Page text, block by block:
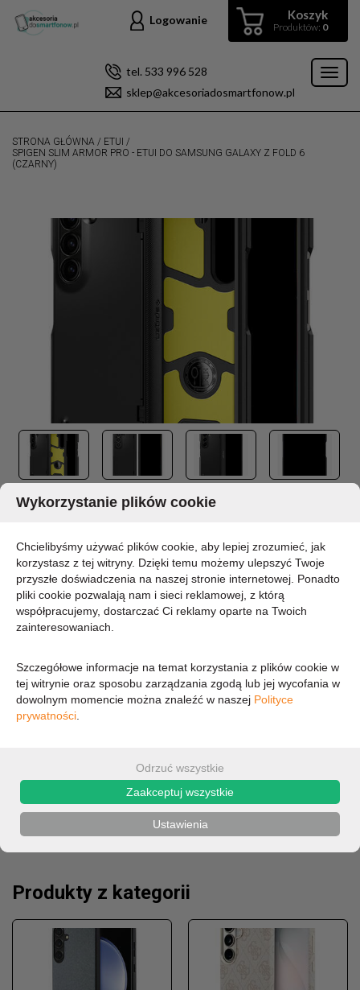
Koszyk
Produktów: 0
Logowanie
tel. 533 996 528
sklep@akcesoriadosmartfonow.pl
STRONA GŁÓWNA / ETUI /
SPIGEN SLIM ARMOR PRO - ETUI DO SAMSUNG GALAXY Z FOLD 6
(CZARNY)
Produkt wycofany ze sprzedaży.
kategorii:Etui
SPIGEN SLIM ARMOR PRO - ETUI DO
SAMSUNG GALAXY Z FOLD 6 (CZARNY)
DOSTĘPNOŚĆ:
CHWILOWO BRAK - PROSZĘ PYTAĆ
282,65 zł (cena netto)
OPIS
Produkty z kategorii
Wykorzystanie plików cookie
Chcielibyśmy używać plików cookie, aby lepiej zrozumieć, jak
korzystasz z tej witryny. Dzięki temu możemy ulepszyć Twoje
przyszłe doświadczenia na naszej stronie internetowej. Ponadto
pliki cookie pozwalają nam i sieci reklamowej, z którą
współpracujemy, dostarczać Ci reklamy oparte na Twoich
zainteresowaniach.
Szczegółowe informacje na temat korzystania z plików cookie w
tej witrynie oraz sposobu zarządzania zgodą lub jej wycofania w
dowolnym momencie można znaleźć w naszej Polityce
prywatności
Odrzuć wszystkie
Zaakceptuj wszystkie
Ustawienia